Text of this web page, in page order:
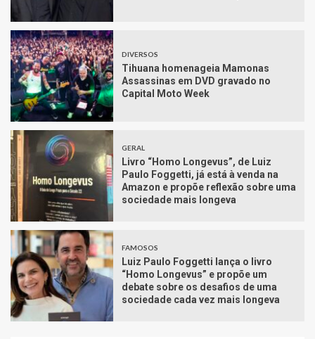
DIVERSOS
Tihuana homenageia Mamonas
Assassinas em DVD gravado no
Capital Moto Week
GERAL
Livro “Homo Longevus”, de Luiz
Paulo Foggetti, já está à venda na
Amazon e propõe reflexão sobre uma
sociedade mais longeva
FAMOSOS
Luiz Paulo Foggetti lança o livro
“Homo Longevus” e propõe um
debate sobre os desafios de uma
sociedade cada vez mais longeva